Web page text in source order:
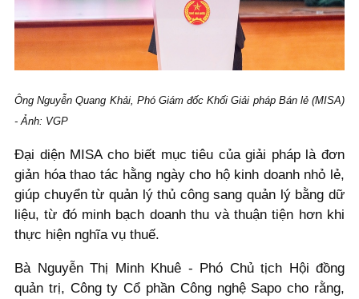
Ông Nguyễn Quang Khải, Phó Giám đốc Khối Giải pháp Bán lẻ (MISA)
- Ảnh: VGP
Đại diện MISA cho biết mục tiêu của giải pháp là đơn
giản hóa thao tác hằng ngày cho hộ kinh doanh nhỏ lẻ,
giúp chuyển từ quản lý thủ công sang quản lý bằng dữ
liệu, từ đó minh bạch doanh thu và thuận tiện hơn khi
thực hiện nghĩa vụ thuế.
Bà Nguyễn Thị Minh Khuê - Phó Chủ tịch Hội đồng
quản trị, Công ty Cổ phần Công nghệ Sapo cho rằng,